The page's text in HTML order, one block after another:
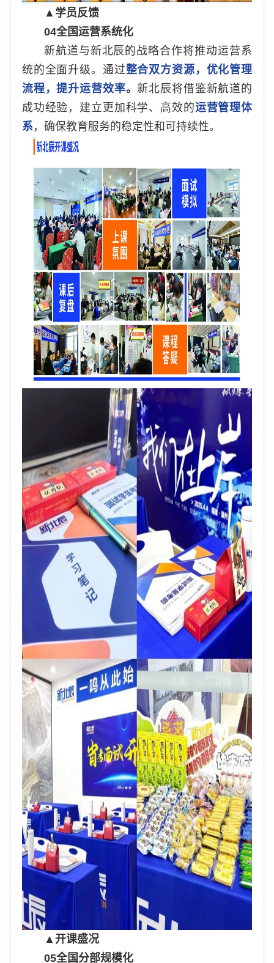
▲学员反馈
04全国运营系统化
新航道与新北辰的战略合作将推动运营系
统的全面升级。通过整合双方资源，优化管理
流程，提升运营效率。新北辰将借鉴新航道的
成功经验，建立更加科学、高效的运营管理体
系 ，确保教育服务的稳定性和可持续性。
▲开课盛况
05全国分部规模化